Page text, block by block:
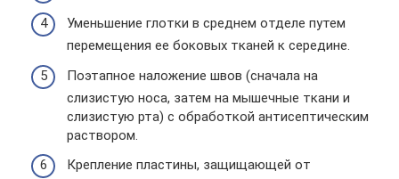
Уменьшение глотки в среднем отделе путем
перемещения ее боковых тканей к середине.
Поэтапное наложение швов (сначала на
слизистую носа, затем на мышечные ткани и
слизистую рта) с обработкой антисептическим
раствором.
Крепление пластины, защищающей от